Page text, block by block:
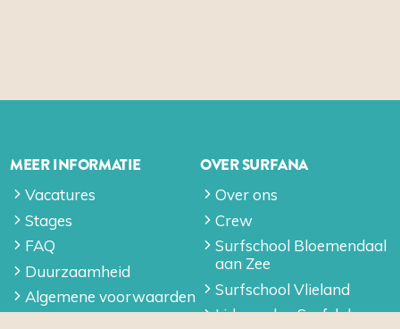
MEER INFORMATIE
Vacatures
Stages
FAQ
Duurzaamheid
Algemene voorwaarden
OVER SURFANA
Over ons
Crew
Surfschool Bloemendaal
aan Zee
Surfschool Vlieland
Lid worden Surfclub